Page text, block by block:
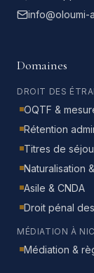
info@oloumi-
Domaines
DROIT DES
OQTF &
Rétention
Titres de
Naturalisation
Asile & CNDA
Droit pénal
MÉDIATION À
Médiation &